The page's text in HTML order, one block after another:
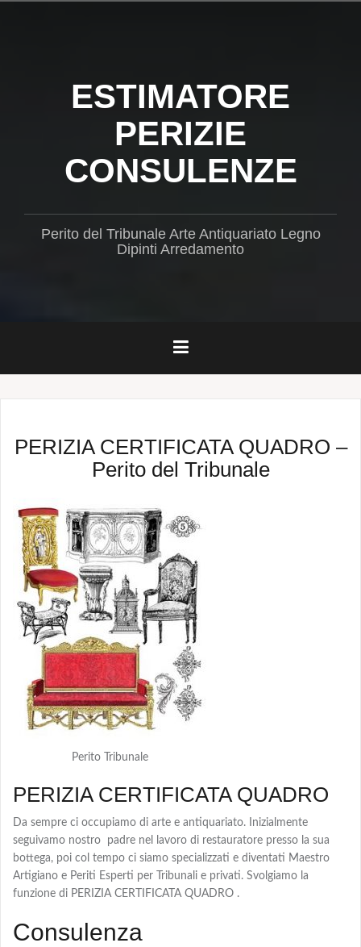
ESTIMATORE
PERIZIE
CONSULENZE
Perito del Tribunale Arte Antiquariato Legno
Dipinti Arredamento
PERIZIA CERTIFICATA QUADRO –
Perito del Tribunale
Perito Tribunale
PERIZIA CERTIFICATA QUADRO
Da sempre ci occupiamo di arte e antiquariato. Inizialmente
seguivamo nostro padre nel lavoro di restauratore presso la sua
bottega, poi col tempo ci siamo specializzati e diventati Maestro
Artigiano e Periti Esperti per Tribunali e privati. Svolgiamo la
funzione di PERIZIA CERTIFICATA QUADRO .
Consulenza